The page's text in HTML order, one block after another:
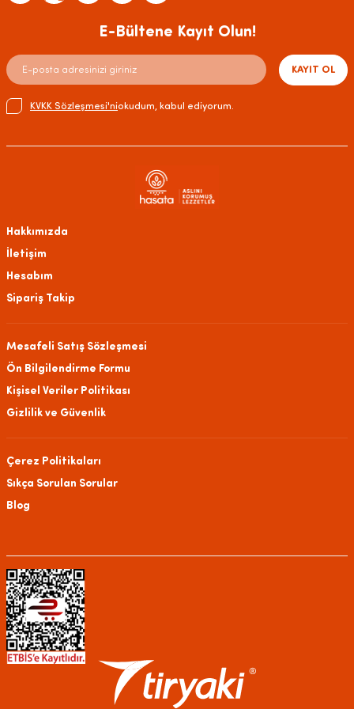
E-Bültene Kayıt Olun!
KAYIT OL
KVKK Sözleşmesi'niokudum, kabul ediyorum.
Hakkımızda
İletişim
Hesabım
Sipariş Takip
Mesafeli Satış Sözleşmesi
Ön Bilgilendirme Formu
Kişisel Veriler Politikası
Gizlilik ve Güvenlik
Çerez Politikaları
Sıkça Sorulan Sorular
Blog